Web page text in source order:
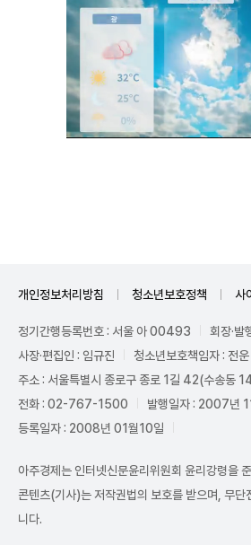
개인정보처리방침 청소년보호정책 사
정기간행등록번호 : 서울 아 00493
회장·발
사장·편집인 : 임규진
청소년보호책임자 : 전운
주소 : 서울특별시 종로구 종로 1길 42(수송동
전화 : 02-767-1500
발행일자 : 2007년
등록일자 : 2008년 01월10일
아주경제는 인터넷신문윤리위원회 윤리강령을
콘텐츠(기사)는 저작권법의 보호를 받으며, 무단
니다.